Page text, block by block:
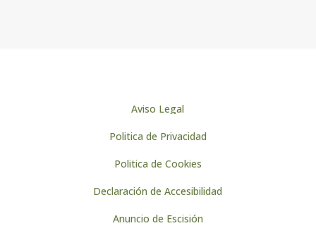
Aviso Legal
Politica de Privacidad
Politica de Cookies
Declaración de Accesibilidad
Anuncio de Escisión